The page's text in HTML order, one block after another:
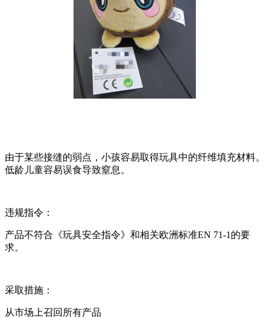
由于某些接缝的弱点，小孩容易取得玩具中的纤维填充材料。
低龄儿童容易误食导致窒息。
违规指令：
产品不符合《玩具安全指令》和相关欧洲标准EN 71-1的要
求。
采取措施：
从市场上召回所有产品